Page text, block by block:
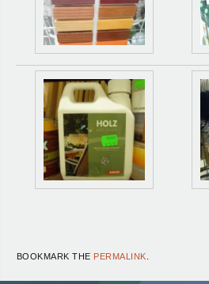
BOOKMARK THE PERMALINK